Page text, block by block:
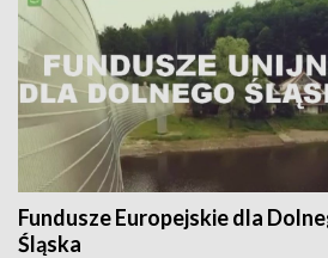
Fundusze Europejskie dla
Śląska